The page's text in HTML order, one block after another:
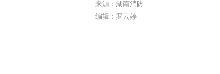
来源：湖南消防
编辑：罗云婷